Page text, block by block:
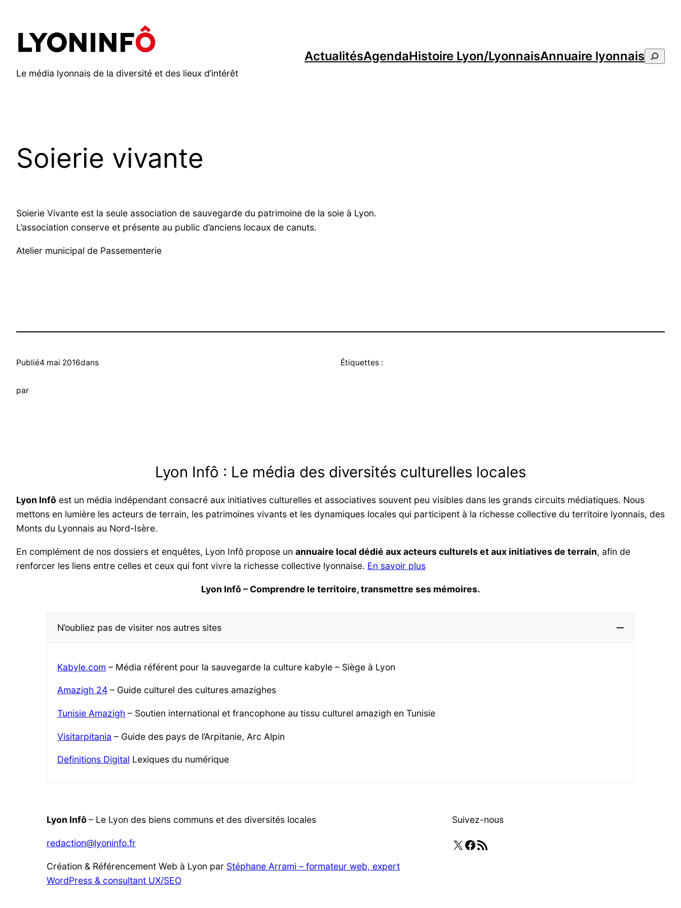
contenu
Le média lyonnais de la diversité et des lieux d’intérêt
ActualitésAgendaHistoire Lyon/LyonnaisAnnuaire lyonnais
Soierie vivante
Soierie Vivante est la seule association de sauvegarde du patrimoine de la soie à Lyon.
L’association conserve et présente au public d’anciens locaux de canuts.
Atelier municipal de Passementerie
Publié4 mai 2016dans
par
Étiquettes :
Lyon Infô : Le média des diversités culturelles locales
Lyon Infô est un média indépendant consacré aux initiatives culturelles et associatives souvent peu visibles dans les grands circuits médiatiques. Nous
mettons en lumière les acteurs de terrain, les patrimoines vivants et les dynamiques locales qui participent à la richesse collective du territoire lyonnais, des
Monts du Lyonnais au Nord-Isère.
En complément de nos dossiers et enquêtes, Lyon Infô propose un annuaire local dédié aux acteurs culturels et aux initiatives de terrain, afin de
renforcer les liens entre celles et ceux qui font vivre la richesse collective lyonnaise. En savoir plus
Lyon Infô – Comprendre le territoire, transmettre ses mémoires.
N’oubliez pas de visiter nos autres sites
Kabyle.com – Média référent pour la sauvegarde la culture kabyle – Siège à Lyon
Amazigh 24 – Guide culturel des cultures amazighes
Tunisie Amazigh – Soutien international et francophone au tissu culturel amazigh en Tunisie
Visitarpitania – Guide des pays de l’Arpitanie, Arc Alpin
Definitions Digital Lexiques du numérique
Lyon Infô – Le Lyon des biens communs et des diversités locales
redaction@lyoninfo.fr
Création & Référencement Web à Lyon par Stéphane Arrami – formateur web, expert
WordPress & consultant UX/SEO
Suivez-nous
X Facebook
Flux RSS